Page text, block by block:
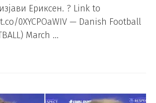
Ериксен. ? Link to
0XYCPOaWIV — Danish Football
March …